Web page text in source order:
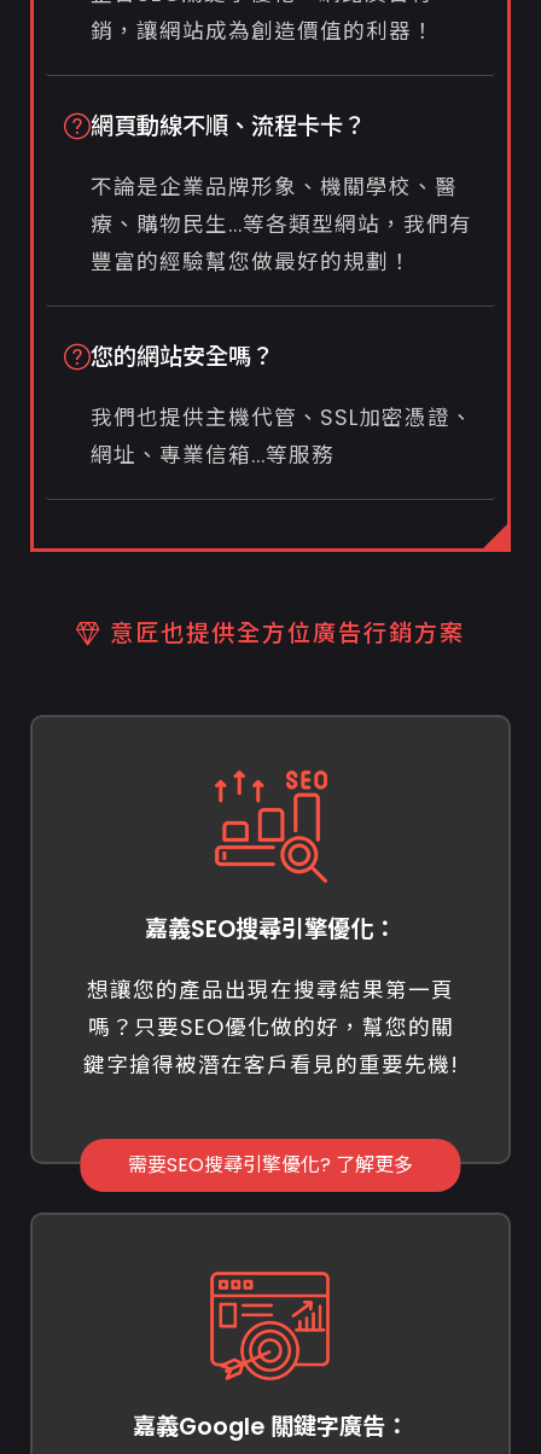
銷，讓網站成為創造價值的利器！
網頁動線不順、流程卡卡？
不論是企業品牌形象、機關學校、醫
療、購物民生...等各類型網站，我們有
豐富的經驗幫您做最好的規劃！
您的網站安全嗎？
我們也提供主機代管、SSL加密憑證、
網址、專業信箱...等服務
意匠也提供全方位廣告行銷方案
嘉義SEO搜尋引擎優化：
想讓您的產品出現在搜尋結果第一頁
嗎？只要SEO優化做的好，幫您的關
鍵字搶得被潛在客戶看見的重要先機!
需要SEO搜尋引擎優化? 了解更多
嘉義Google 關鍵字廣告：